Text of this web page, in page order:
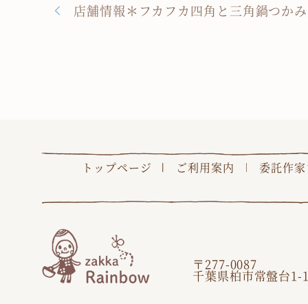
店舗情報＊フカフカ四角と三角鍋つか
トップページ ご利用案内
委託作
〒277-0087
千葉県柏市常盤台1-